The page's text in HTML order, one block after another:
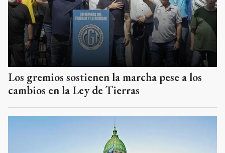
Los gremios sostienen la marcha pese a los
cambios en la Ley de Tierras